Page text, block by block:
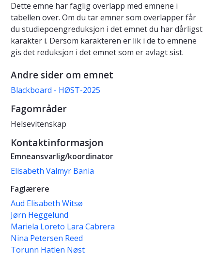
Dette emne har faglig overlapp med emnene i
tabellen over. Om du tar emner som overlapper får
du studiepoengreduksjon i det emnet du har dårligst
karakter i. Dersom karakteren er lik i de to emnene
gis det reduksjon i det emnet som er avlagt sist.
Andre sider om emnet
Blackboard - HØST-2025
Fagområder
Helsevitenskap
Kontaktinformasjon
Emneansvarlig/koordinator
Elisabeth Valmyr Bania
Faglærere
Aud Elisabeth Witsø
Jørn Heggelund
Mariela Loreto Lara Cabrera
Nina Petersen Reed
Torunn Hatlen Nøst